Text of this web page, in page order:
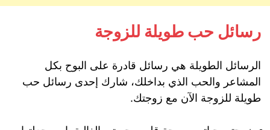
رسائل حب طويلة للزوجة
الرسائل الطويلة هي رسائل قادرة على البوح بكل
المشاعر والحب الذي بداخلك، شارك إحدى رسائل حب
طويلة للزوجة الآن مع زوجتك.